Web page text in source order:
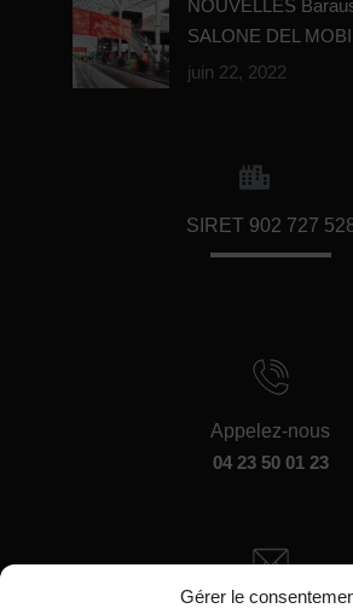
Gérer le
NOUVELLES
SALONE DEL
juin 22, 2022
SIRET 902 727
Appelez-nous
04 23 50 01 23